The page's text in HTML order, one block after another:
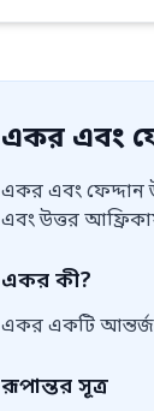
একর এবং
একর এবং ফেদ্দান
এবং উত্তর
একর কী?
একর একটি
রূপান্তর সূত্র